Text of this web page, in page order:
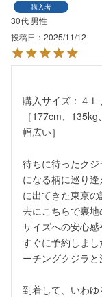
購入者
30代 男性
投稿日
2025/11/12
購入サイズ：４Ｌ
［177cm、
幅広い］
待ちに待ったク
になる柄に巡り
に出てきた東京
去にこちらで裏
サイズへの安心
すぐに予約しま
ーチングクジラと
到着して、いわ